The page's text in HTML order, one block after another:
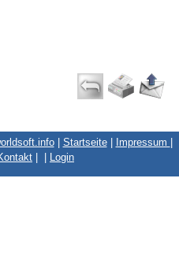
| Startseite| Impressum
Login